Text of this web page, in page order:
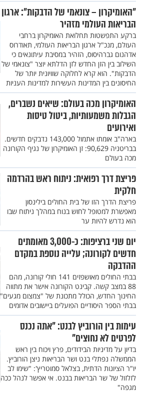
"האומיקרון – צונאמי של הדבקות": ארגון
הבריאות העולמי מזהיר
ברקע התפשטות תחלואת האומיקרון ברחבי
העולם, מנכ"ל ארגון הבריאות העולמי, תאודרוס
אדהנום גברהיסוס, הזהיר במסיבת עיתונאים כי
השילוב בין הזן החדש לזן הדלתא יוצר "צונאמי של
הדבקות". הוא קרא לחלוקה שוויונית יותר של
החיסונים בין המדינות העשירות למדינות העניות
האומיקרון מכה בעולם: שיאים נשברים,
הגבלות משמעותיות, ביטול טיסות
ואירועים
בארה"ב אומתו אתמול 143,000 נדבקים חדשים.
בבריטניה 90,629: זן האומיקרון של נגיף הקורונה
מכה בעולם
פריצת דרך רפואית: ניתוח ראש בהרדמה
חלקית
פריצת הדרך הזו של בית החולים בילינסון
מאפשרת למטופל לחוש בנוח במהלך ניתוח שבו
הוא נדרש להיות ער
יום שני ברציפות: כ-3,000 מאומתים
חדשים לקורונה; עלייה נוספת במקדם
ההדבקה
בבתי החולים מאושפזים 141 חולי קורונה, מהם
88 במצב קשה. קבינט הקורונה אישר את מתווה
החינוך החדש, הכולל מתכונת של "צמצום מגעים"
בבתי הספר היסודיים הפועלים ביישובים אדומים
עימות בין הורוביץ לבנט: "אתה נכנס
לפרטים לא נחוצים"
בדיון על מדיניות הבידודים, פרץ ויכוח בין ראש
הממשלה נפתלי בנט ושר הבריאות ניצן הורוביץ.
יו"ר הציונות הדתית, בצלאל סמוטריץ': "שימו לב
לזלזול של שר הבריאות בבנט. אי אפשר לנהל ככה
מגפה"